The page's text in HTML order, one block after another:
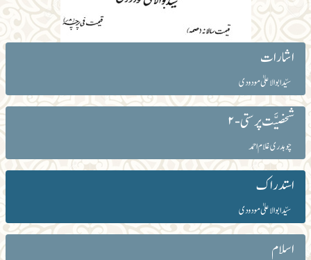
اشارات
سیّد ابوالاعلیٰ مودودی
شخصیَّت پرستی - ۲
چوہدری غلام احمد
استدراک
سیّد ابوالاعلیٰ مودودی
اسلام